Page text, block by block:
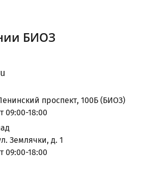
БИОЗ
проспект, 100Б (БИОЗ)
09:00-18:00
Землячки, д. 1
09:00-18:00